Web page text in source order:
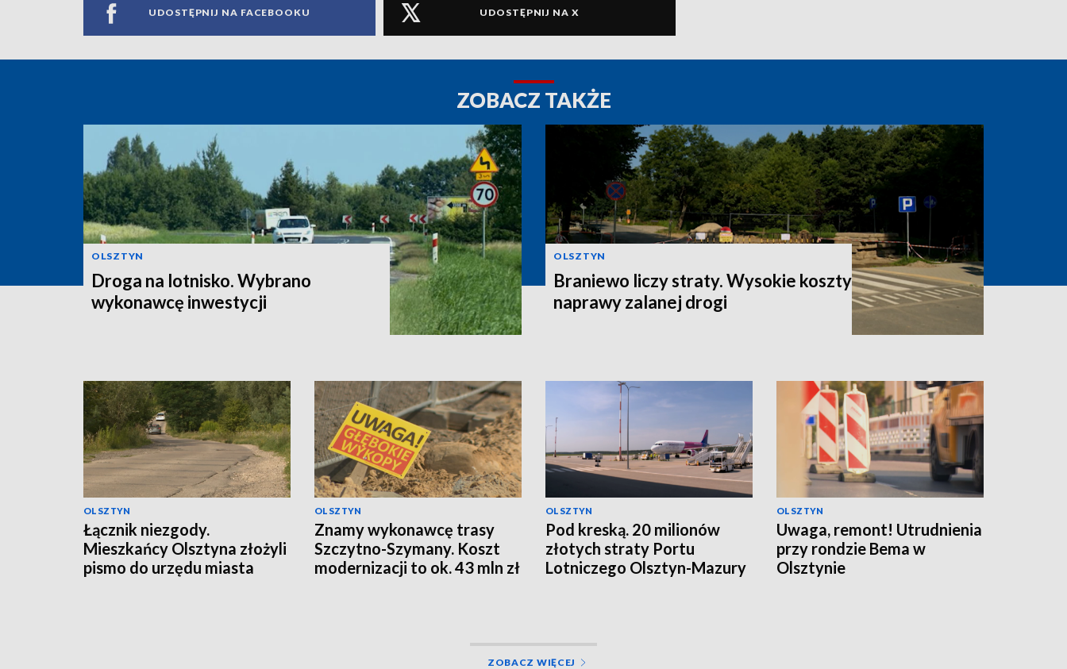
UDOSTĘPNIJ NA FACEBOOKU UDOSTĘPNIJ NA X
ZOBACZ TAKŻE
OLSZTYN
Droga na lotnisko. Wybrano
wykonawcę inwestycji
OLSZTYN
Braniewo liczy straty. Wysokie koszty
naprawy zalanej drogi
OLSZTYN
Łącznik niezgody.
Mieszkańcy Olsztyna złożyli
pismo do urzędu miasta
OLSZTYN
Znamy wykonawcę trasy
Szczytno-Szymany. Koszt
modernizacji to ok. 43 mln zł
OLSZTYN
Pod kreską. 20 milionów
złotych straty Portu
Lotniczego Olsztyn-Mazury
OLSZTYN
Uwaga, remont! Utrudnienia
przy rondzie Bema w
Olsztynie
ZOBACZ WIĘCEJ